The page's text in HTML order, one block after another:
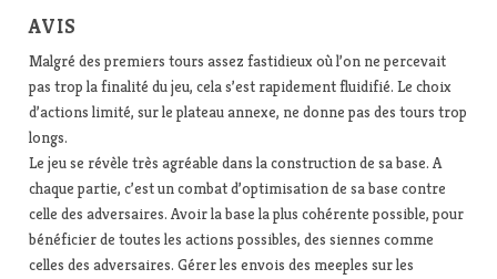
AVIS
Malgré des premiers tours assez fastidieux où l’on ne percevait
pas trop la finalité du jeu, cela s’est rapidement fluidifié. Le choix
d’actions limité, sur le plateau annexe, ne donne pas des tours trop
longs.
Le jeu se révèle très agréable dans la construction de sa base. A
chaque partie, c’est un combat d’optimisation de sa base contre
celle des adversaires. Avoir la base la plus cohérente possible, pour
bénéficier de toutes les actions possibles, des siennes comme
celles des adversaires. Gérer les envois des meeples sur les